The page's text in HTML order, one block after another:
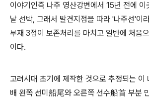
이야기인즉 나주 영산강변에서 15년 전에 이
날 선박, 그래서 발견지점을 따라 '나주선'이
부재 3점이 보존처리를 마치고 일반에 처음
이다.
고려시대 초기에 제작한 것으로 추정되는 이
배 왼쪽 선미船尾와 오른쪽 선수船首 부분